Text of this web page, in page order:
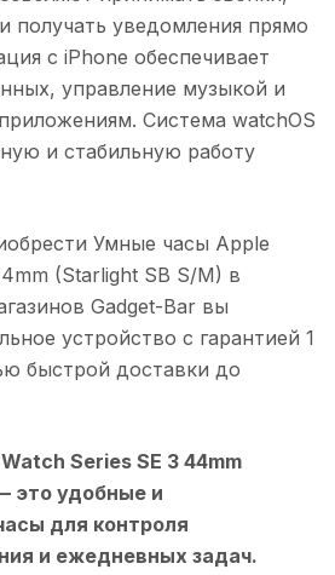
получать уведомления прямо
с iPhone обеспечивает
управление музыкой и
Система watchOS
и стабильную работу
Умные часы Apple
(Starlight SB S/M) в
Gadget-Bar вы
устройство с гарантией 1
быстрой доставки до
Series SE 3 44mm
это удобные и
для контроля
и ежедневных задач.